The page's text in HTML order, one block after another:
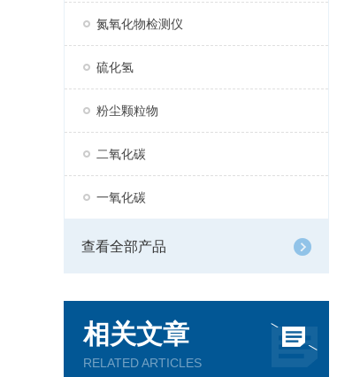
氮氧化物检测仪
硫化氢
粉尘颗粒物
二氧化碳
一氧化碳
查看全部产品
相关文章
RELATED ARTICLES